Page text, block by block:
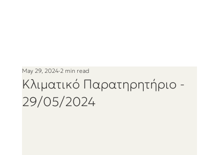
Κλιματικό Παρατηρητήριο -
29/05/2024
May 29, 2024 2 min read